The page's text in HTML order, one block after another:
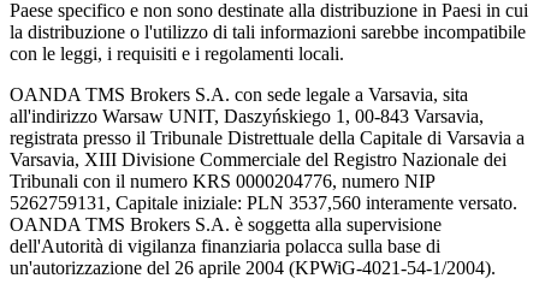
Paese specifico e non sono destinate alla distribuzione in Paesi in cui
la distribuzione o l'utilizzo di tali informazioni sarebbe incompatibile
con le leggi, i requisiti e i regolamenti locali.
OANDA TMS Brokers S.A. con sede legale a Varsavia, sita
all'indirizzo Warsaw UNIT, Daszyńskiego 1, 00-843 Varsavia,
registrata presso il Tribunale Distrettuale della Capitale di Varsavia a
Varsavia, XIII Divisione Commerciale del Registro Nazionale dei
Tribunali con il numero KRS 0000204776, numero NIP
5262759131, Capitale iniziale: PLN 3537,560 interamente versato.
OANDA TMS Brokers S.A. è soggetta alla supervisione
dell'Autorità di vigilanza finanziaria polacca sulla base di
un'autorizzazione del 26 aprile 2004 (KPWiG-4021-54-1/2004).